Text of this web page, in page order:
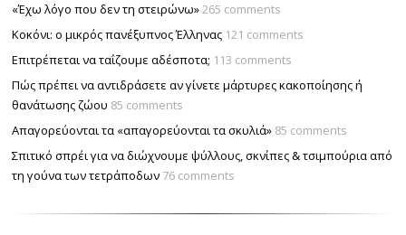
«Έχω λόγο που δεν τη στειρώνω»265 comments
Κοκόνι: ο μικρός πανέξυπνος Έλληνας 121 comments
Επιτρέπεται να ταΐζουµε αδέσποτα; 113 comments
Πώς πρέπει να αντιδράσετε αν γίνετε μάρτυρες κακοποίησης ή
θανάτωσης ζώου 85 comments
Απαγορεύονται τα «απαγορεύονται τα σκυλιά» 85 comments
Σπιτικό σπρέι για να διώχνουμε ψύλλους, σκνίπες & τσιμπούρια από
τη γούνα των τετράποδων 76 comments